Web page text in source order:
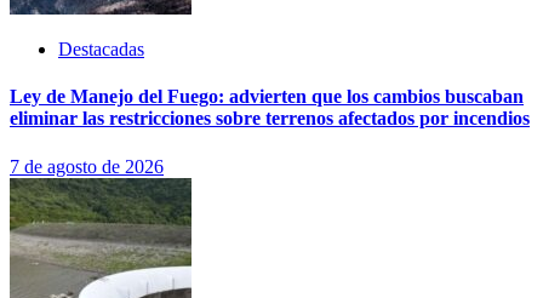
Destacadas
Ley de Manejo del Fuego: advierten que los cambios buscaban
eliminar las restricciones sobre terrenos afectados por incendios
7 de agosto de 2026